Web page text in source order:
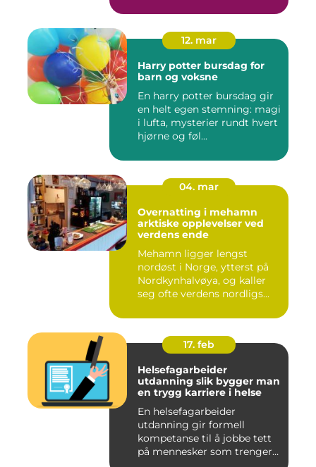
12. mar
Harry potter bursdag for
barn og voksne
En harry potter bursdag gir
en helt egen stemning: magi
i lufta, mysterier rundt hvert
hjørne og føl...
04. mar
Overnatting i mehamn
arktiske opplevelser ved
verdens ende
Mehamn ligger lengst
nordøst i Norge, ytterst på
Nordkynhalvøya, og kaller
seg ofte verdens nordligs...
17. feb
Helsefagarbeider
utdanning slik bygger man
en trygg karriere i helse
En helsefagarbeider
utdanning gir formell
kompetanse til å jobbe tett
på mennesker som trenger